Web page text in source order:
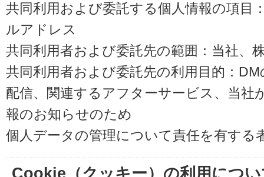
共同利用および委託する個人情報の項目
ルアドレス
共同利用者および委託先の範囲：当社、
共同利用者および委託先の利用目的：
配信、関連するアフターサービス、当社
報のお知らせのため
個人データの管理について責任を有する
Cookie（クッキー）の利用につ